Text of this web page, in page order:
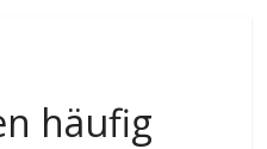
häufig